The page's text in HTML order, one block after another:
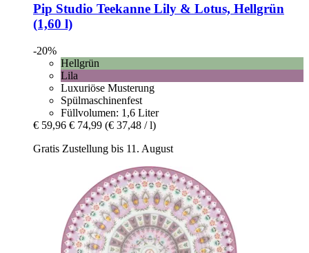
Pip Studio Teekanne Lily & Lotus, Hellgrün
(1,60 l)
-20%
Hellgrün
Lila
Luxuriöse Musterung
Spülmaschinenfest
Füllvolumen: 1,6 Liter
€ 59,96 € 74,99 (€ 37,48 / l)
Gratis Zustellung bis 11. August